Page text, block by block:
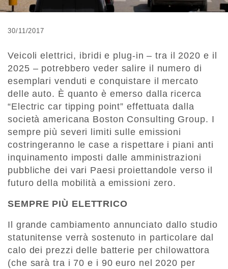
30/11/2017
Veicoli elettrici, ibridi e plug-in – tra il 2020 e il
2025 – potrebbero veder salire il numero di
esemplari venduti e conquistare il mercato
delle auto. È quanto è emerso dalla ricerca
“Electric car tipping point” effettuata dalla
società americana Boston Consulting Group. I
sempre più severi limiti sulle emissioni
costringeranno le case a rispettare i piani anti
inquinamento imposti dalle amministrazioni
pubbliche dei vari Paesi proiettandole verso il
futuro della mobilità a emissioni zero.
SEMPRE PIÙ ELETTRICO
Il grande cambiamento annunciato dallo studio
statunitense verrà sostenuto in particolare dal
calo dei prezzi delle batterie per chilowattora
(che sarà tra i 70 e i 90 euro nel 2020 per